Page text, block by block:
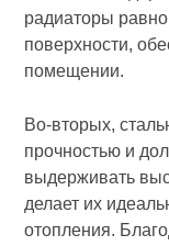
радиаторы
поверхности,
помещении.
Во-вторых,
прочностью и
выдерживать
делает их
отопления.